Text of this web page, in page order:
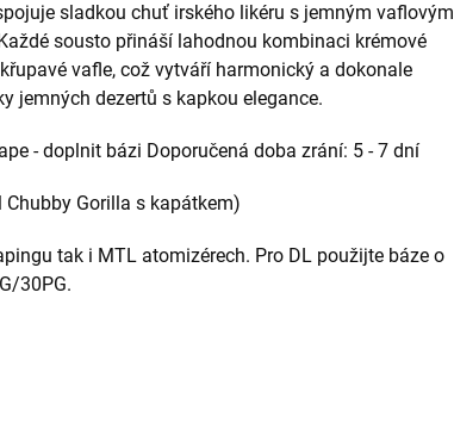
sladkou chuť irského likéru s jemným vaflovým
sousto přináší lahodnou kombinaci krémové
vafle, což vytváří harmonický a dokonale
jemných dezertů s kapkou elegance.
- doplnit bázi Doporučená doba zrání: 5 - 7 dní
Gorilla s kapátkem)
tak i MTL atomizérech. Pro DL použijte báze o
30PG.